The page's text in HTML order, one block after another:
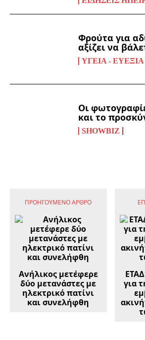
Φρούτα για
αξίζει να
ΥΓΕΊΑ - ΕΥΕΞΊΑ
Οι
και το
SHOWBIZ
ΠΡΟΗΓΟΎΜΕΝΟ ΆΡΘΡΟ
Ανήλικος μετέφερε
δύο μετανάστες με
ηλεκτρικό πατίνι
και συνελήφθη
για